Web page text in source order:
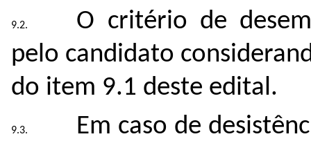
O critério de
pelo candidato
do item 9.1 deste edital.
Em caso de